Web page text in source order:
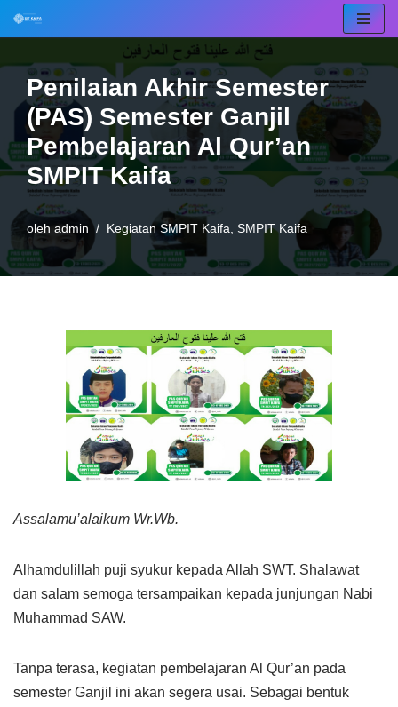
konten
Penilaian Akhir Semester
(PAS) Semester Ganjil
Pembelajaran Al Qur’an
SMPIT Kaifa
oleh admin Kegiatan SMPIT Kaifa SMPIT Kaifa
Assalamu’alaikum Wr.Wb.
Alhamdulillah puji syukur kepada Allah SWT. Shalawat
dan salam semoga tersampaikan kepada junjungan Nabi
Muhammad SAW.
Tanpa terasa, kegiatan pembelajaran Al Qur’an pada
semester Ganjil ini akan segera usai. Sebagai bentuk